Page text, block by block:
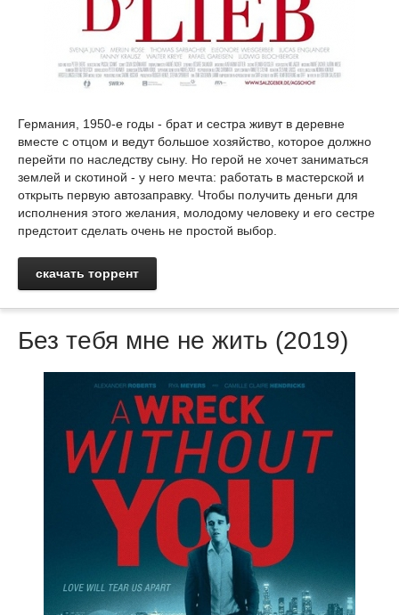
Германия, 1950-е годы - брат и сестра живут в деревне
вместе с отцом и ведут большое хозяйство, которое должно
перейти по наследству сыну. Но герой не хочет заниматься
землей и скотиной - у него мечта: работать в мастерской и
открыть первую автозаправку. Чтобы получить деньги для
исполнения этого желания, молодому человеку и его сестре
предстоит сделать очень не простой выбор.
скачать торрент
Без тебя мне не жить (2019)